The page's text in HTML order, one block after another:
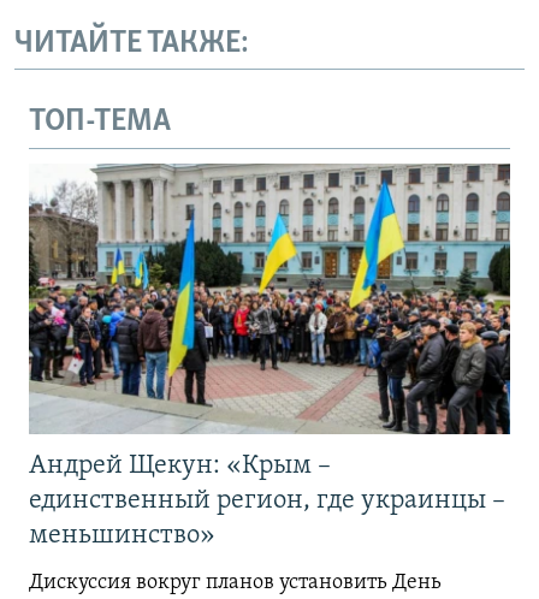
ЧИТАЙТЕ ТАКЖЕ:
ТОП-ТЕМА
Андрей Щекун: «Крым –
единственный регион, где украинцы –
меньшинство»
Дискуссия вокруг планов установить День